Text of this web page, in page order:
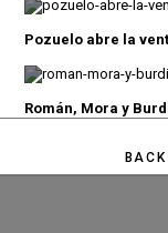
Pozuelo abre la
Román, Mora y